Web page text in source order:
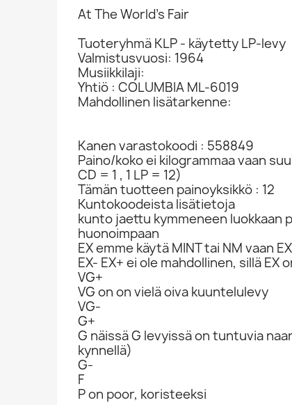
At The World's Fair
Tuoteryhmä KLP - käytetty LP-levy
Valmistusvuosi: 1964
Musiikkilaji:
Yhtiö : COLUMBIA ML-6019
Mahdollinen lisätarkenne:
Kanen varastokoodi : 558849
Paino/koko ei kilogrammaa vaan
CD = 1 , 1 LP = 12)
Tämän tuotteen painoyksikkö : 12
Kuntokoodeista lisätietoja
kunto jaettu kymmeneen luokkaan
huonoimpaan
EX emme käytä MINT tai NM vaan
EX- EX+ ei ole mahdollinen, sillä EX
VG+
VG on on vielä oiva kuuntelulevy
VG-
G+
G näissä G levyissä on tuntuvia
kynnellä)
G-
F
P on poor, koristeeksi